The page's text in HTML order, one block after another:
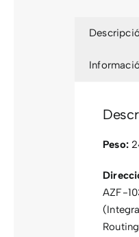
Peso:
AZF-